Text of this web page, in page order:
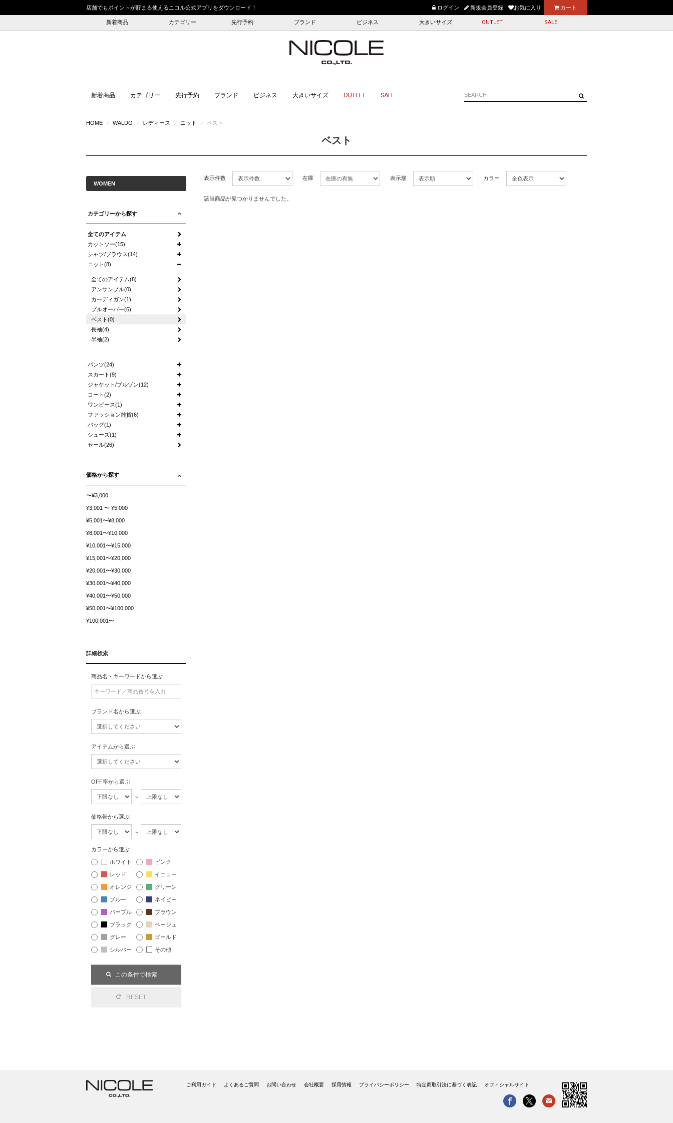
店舗でもポイントが貯まる使えるニコル公式アプリをダウンロード！ 10,000円（税込）以上お買上げ送料無料
ログイン 新規会員登録 お気に入り カート
新着商品 カテゴリー 先行予約 ブランド ビジネス 大きいサイズ OUTLET SALE
新着商品 カテゴリー 先行予約 ブランド ビジネス 大きいサイズ OUTLET SALE
HOME ⁄ WALDO ⁄ レディース ⁄ ニット ⁄ ベスト
ベスト
表示件数 在庫 表示順 カラー
該当商品が見つかりませんでした。
WOMEN
カテゴリーから探す
全てのアイテム
カットソー(15)
シャツ/ブラウス(14)
ニット(8)
全てのアイテム(8)
アンサンブル(0)
カーディガン(1)
プルオーバー(6)
ベスト(0)
長袖(4)
半袖(2)
パンツ(24)
スカート(9)
ジャケット/ブルゾン(12)
コート(2)
ワンピース(1)
ファッション雑貨(6)
バッグ(1)
シューズ(1)
セール(26)
価格から探す
〜¥3,000
¥3,001 〜 ¥5,000
¥5,001〜¥8,000
¥8,001〜¥10,000
¥10,001〜¥15,000
¥15,001〜¥20,000
¥20,001〜¥30,000
¥30,001〜¥40,000
¥40,001〜¥50,000
¥50,001〜¥100,000
¥100,001〜
詳細検索
商品名・キーワードから選ぶ
ブランド名から選ぶ
アイテムから選ぶ
OFF率から選ぶ
～
価格帯から選ぶ
～
カラーから選ぶ
ホワイト ピンク
レッド イエロー
オレンジ グリーン
ブルー ネイビー
パープル ブラウン
ブラック ベージュ
グレー ゴールド
シルバー その他
ご利用ガイド よくあるご質問 お問い合わせ 会社概要 採用情報 プライバシーポリシー 特定商取引法に基づく表記 オフィシャルサイト